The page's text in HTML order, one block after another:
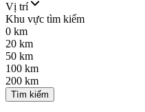
Vị trí
Khu vực tìm kiếm
0 km
20 km
50 km
100 km
200 km
Tìm kiếm